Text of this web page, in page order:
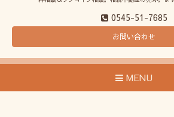
0545-51-7685
お問い合わせ
MENU